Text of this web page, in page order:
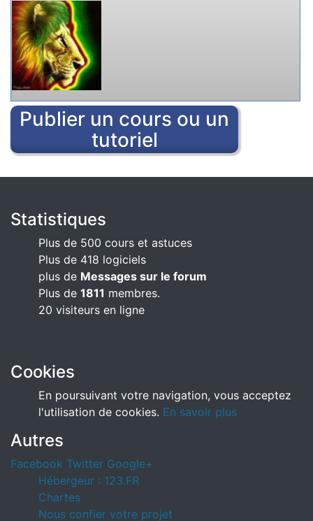
Publier un cours ou un
tutoriel
Statistiques
Plus de 500 cours et astuces
Plus de 418 logiciels
plus de Messages sur le forum
Plus de 1811 membres.
20 visiteurs en ligne
Cookies
En poursuivant votre navigation, vous acceptez
l'utilisation de cookies. En savoir plus
Autres
Facebook Twitter Google+
Hébergeur : 123.FR
Chartes
Nous confier votre projet